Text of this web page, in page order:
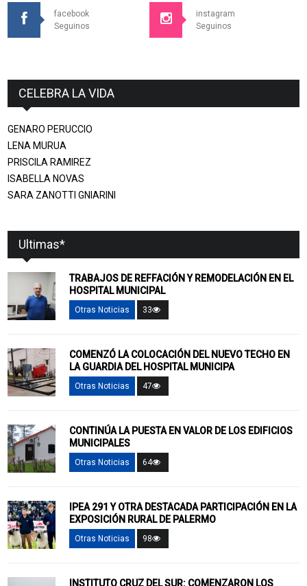
facebook
Seguinos
instagram
Seguinos
CELEBRA LA VIDA
GENARO PERUCCIO
LENA MURUA
PRISCILA RAMIREZ
ISABELLA NOVAS
SARA ZANOTTI GNIARINI
Ultimas*
TRABAJOS DE REFFACIÓN Y REMODELACIÓN EN EL
HOSPITAL MUNICIPAL
Otras Noticias 33
COMENZÓ LA COLOCACIÓN DEL NUEVO TECHO EN
LA GUARDIA DEL HOSPITAL MUNICIPA
Otras Noticias 47
CONTINÚA LA PUESTA EN VALOR DE LOS EDIFICIOS
MUNICIPALES
Otras Noticias 64
IPEA 291 Y OTRA DESTACADA PARTICIPACIÓN EN LA
EXPOSICIÓN RURAL DE PALERMO
Otras Noticias 98
INSTITUTO CRUZ DEL SUR: COMENZARON LOS